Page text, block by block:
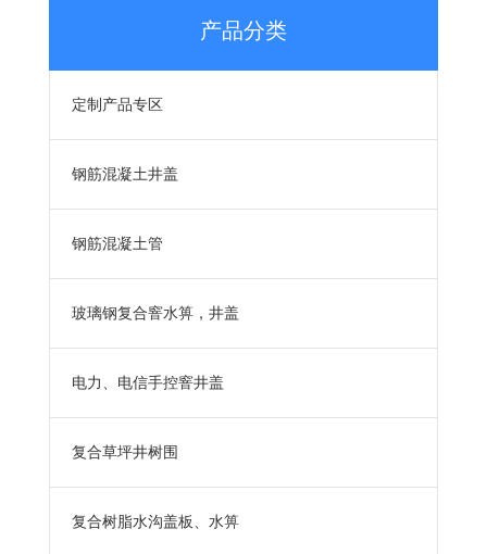
产品分类
定制产品专区
钢筋混凝土井盖
钢筋混凝土管
玻璃钢复合窨水箅，井盖
电力、电信手控窨井盖
复合草坪井树围
复合树脂水沟盖板、水箅